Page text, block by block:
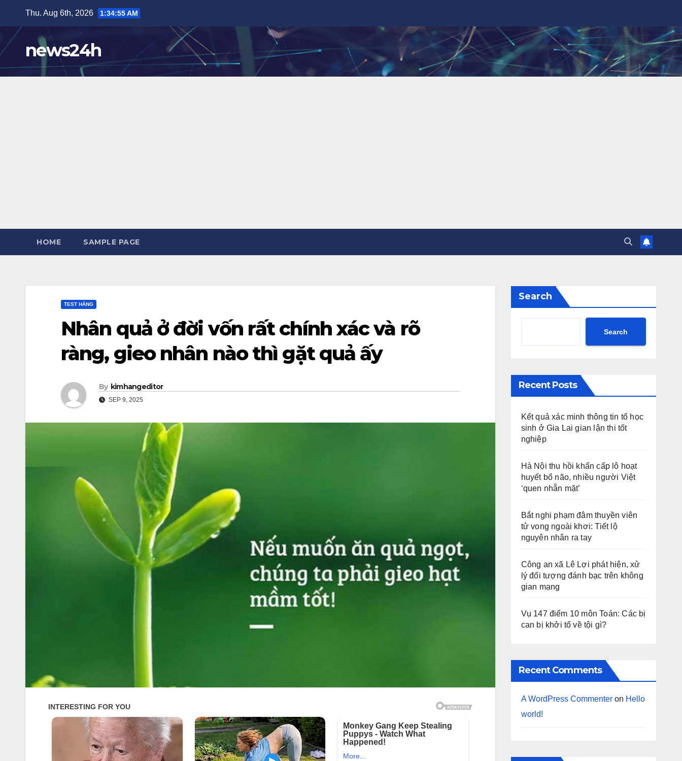
content
Thu. Aug 6th, 2026 1:34:57 AM
news24h
HOME SAMPLE PAGE
TEST HẰNG
Nhân quả ở đời vốn rất chính xác và rõ
ràng, gieo nhân nào thì gặt quả ấy
By kimhangeditor
SEP 9, 2025
Search
Search
Recent Posts
Kết quả xác minh thông tin tố học
sinh ở Gia Lai gian lận thi tốt
nghiệp
Hà Nội thu hồi khẩn cấp lô hoạt
huyết bổ não, nhiều người Việt
‘quen nhẵn mặt’
Bắt nghi phạm đâm thuyền viên
tử vong ngoài khơi: Tiết lộ
nguyên nhân ra tay
Công an xã Lê Lợi phát hiện, xử
lý đối tượng đánh bạc trên không
gian mạng
Vụ 147 điểm 10 môn Toán: Các bị
can bị khởi tố về tội gì?
Recent Comments
A WordPress Commenteron Hello
world!